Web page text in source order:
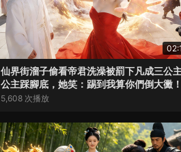
仙界街溜子偷看帝君洗澡被罰下凡成三公
公主踩腳底，她笑：踢到我算你們倒大黴！
5,608 次播放